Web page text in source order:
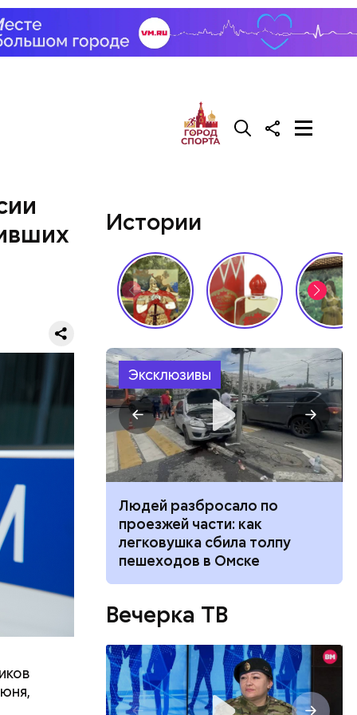
часть
13
Истории
Эксклюзивы
поможет ли
сбросить
Людей разбросало по
проезжей части: как
легковушка сбила толпу
пешеходов в Омске
Вечерка ТВ